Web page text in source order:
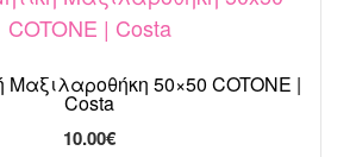
Μαξιλαροθήκη 50×50 COTONE |
Costa
10.00€